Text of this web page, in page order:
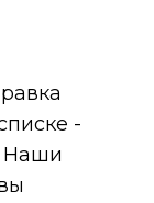
-
Наши